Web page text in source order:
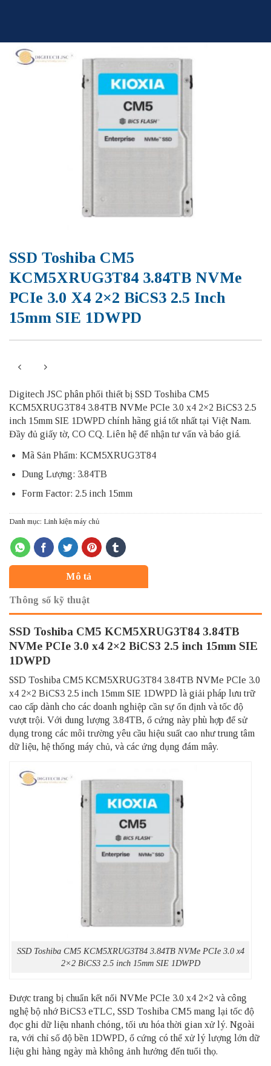
SSD Toshiba CM5
KCM5XRUG3T84 3.84TB NVMe
PCIe 3.0 X4 2×2 BiCS3 2.5 Inch
15mm SIE 1DWPD
Digitech JSC phân phối thiết bị SSD Toshiba CM5
KCM5XRUG3T84 3.84TB NVMe PCIe 3.0 x4 2×2 BiCS3 2.5
inch 15mm SIE 1DWPD chính hãng giá tốt nhất tại Việt Nam.
Đầy đủ giấy tờ, CO CQ. Liên hệ để nhận tư vấn và báo giá.
Mã Sản Phẩm: KCM5XRUG3T84
Dung Lượng: 3.84TB
Form Factor: 2.5 inch 15mm
Danh mục: Linh kiện máy chủ
Mô tả
Thông số kỹ thuật
SSD Toshiba CM5 KCM5XRUG3T84 3.84TB
NVMe PCIe 3.0 x4 2×2 BiCS3 2.5 inch 15mm SIE
1DWPD
SSD Toshiba CM5 KCM5XRUG3T84 3.84TB NVMe PCIe 3.0
x4 2×2 BiCS3 2.5 inch 15mm SIE 1DWPD là giải pháp lưu trữ
cao cấp dành cho các doanh nghiệp cần sự ổn định và tốc độ
vượt trội. Với dung lượng 3.84TB, ổ cứng này phù hợp để sử
dụng trong các môi trường yêu cầu hiệu suất cao như trung tâm
dữ liệu, hệ thống máy chủ, và các ứng dụng đám mây.
SSD Toshiba CM5 KCM5XRUG3T84 3.84TB NVMe PCIe 3.0 x4
2×2 BiCS3 2.5 inch 15mm SIE 1DWPD
Được trang bị chuẩn kết nối NVMe PCIe 3.0 x4 2×2 và công
nghệ bộ nhớ BiCS3 eTLC, SSD Toshiba CM5 mang lại tốc độ
đọc ghi dữ liệu nhanh chóng, tối ưu hóa thời gian xử lý. Ngoài
ra, với chỉ số độ bền 1DWPD, ổ cứng có thể xử lý lượng lớn dữ
liệu ghi hàng ngày mà không ảnh hưởng đến tuổi thọ.